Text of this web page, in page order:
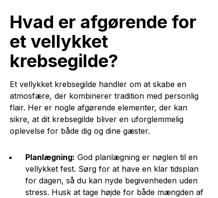
Hvad er afgørende for
et vellykket
krebsegilde?
Et vellykket krebsegilde handler om at skabe en
atmosfære, der kombinerer tradition med personlig
flair. Her er nogle afgørende elementer, der kan
sikre, at dit krebsegilde bliver en uforglemmelig
oplevelse for både dig og dine gæster.
Planlægning: God planlægning er nøglen til en
vellykket fest. Sørg for at have en klar tidsplan
for dagen, så du kan nyde begivenheden uden
stress. Husk at tage højde for både mængden af